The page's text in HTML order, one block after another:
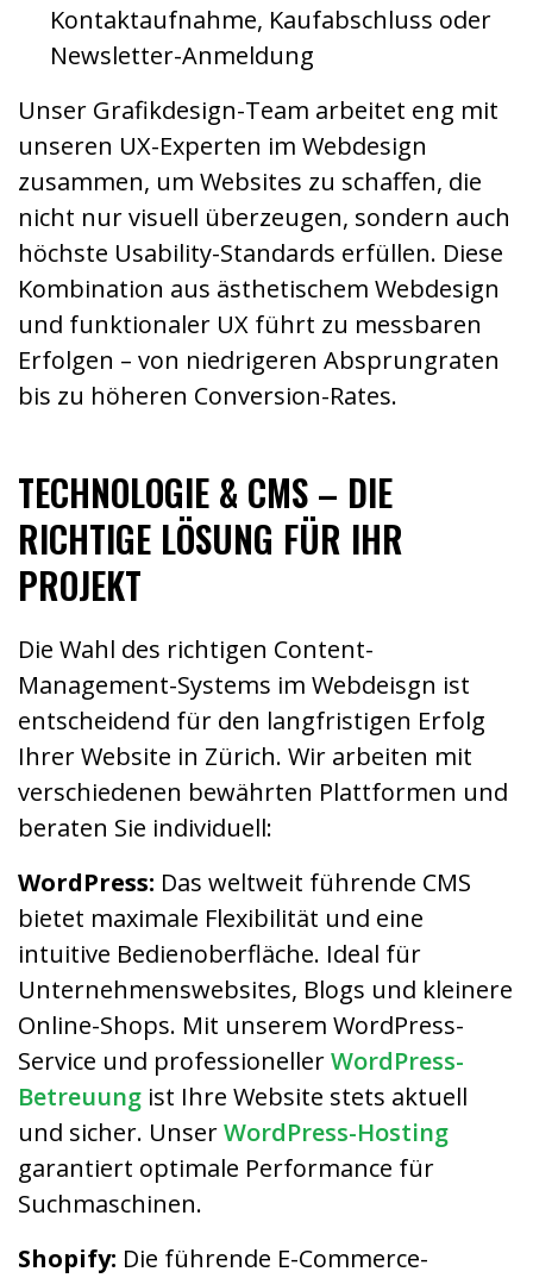
Kontaktaufnahme, Kaufabschluss oder
Newsletter-Anmeldung
Unser Grafikdesign-Team arbeitet eng mit
unseren UX-Experten im Webdesign
zusammen, um Websites zu schaffen, die
nicht nur visuell überzeugen, sondern auch
höchste Usability-Standards erfüllen. Diese
Kombination aus ästhetischem Webdesign
und funktionaler UX führt zu messbaren
Erfolgen – von niedrigeren Absprungraten
bis zu höheren Conversion-Rates.
TECHNOLOGIE & CMS – DIE
RICHTIGE LÖSUNG FÜR IHR
PROJEKT
Die Wahl des richtigen Content-
Management-Systems im Webdeisgn ist
entscheidend für den langfristigen Erfolg
Ihrer Website in Zürich. Wir arbeiten mit
verschiedenen bewährten Plattformen und
beraten Sie individuell:
WordPress: Das weltweit führende CMS
bietet maximale Flexibilität und eine
intuitive Bedienoberfläche. Ideal für
Unternehmenswebsites, Blogs und kleinere
Online-Shops. Mit unserem WordPress-
Service und professionellerWordPress-
Betreuung ist Ihre Website stets aktuell
und sicher. UnserWordPress-Hosting
garantiert optimale Performance für
Suchmaschinen.
Shopify: Die führende E-Commerce-